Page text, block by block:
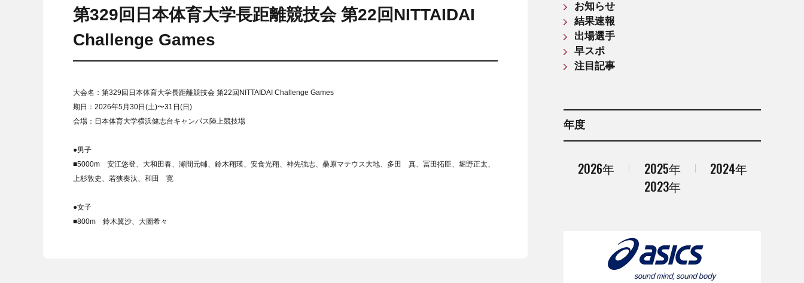
第329回日本体育大学長距離競技会 第22回NITTAIDAI
Challenge Games
大会名：第329回日本体育大学長距離競技会 第22回NITTAIDAI Challenge Games
期日：2026年5月30日(土)〜31日(日)
会場：日本体育大学横浜健志台キャンパス陸上競技場
●男子
■5000m 安江悠登、大和田春、瀬間元輔、鈴木翔瑛、安食光翔、神先強志、桑原マテウス大地、多田 真、冨田拓臣、堀野正太、
上杉敦史、若狭奏汰、和田 寛
●女子
■800m 鈴木翼沙、大圖希々
お知らせ
結果速報
出場選手
早スポ
注目記事
年度
2026年 2025年
2024年
2023年